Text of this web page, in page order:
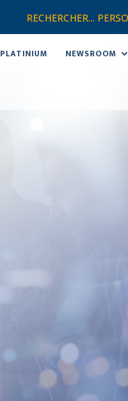
RECHERCHER...
PLATINIUM NEWSROOM